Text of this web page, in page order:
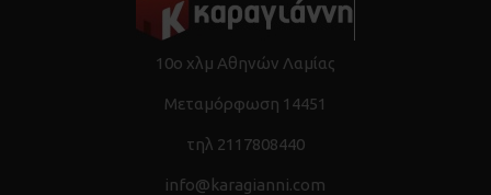
10ο χλμ Αθηνών Λαμίας
Μεταμόρφωση 14451
τηλ 2117808440
info@karagianni.com